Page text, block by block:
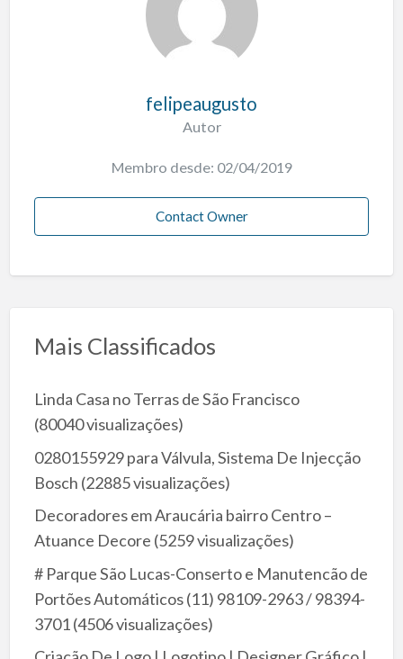
felipeaugusto
Autor
Membro desde: 02/04/2019
Contact Owner
Mais Classificados
Linda Casa no Terras de São Francisco
(80040 visualizações)
0280155929 para Válvula, Sistema De Injecção
Bosch (22885 visualizações)
Decoradores em Araucária bairro Centro –
Atuance Decore (5259 visualizações)
# Parque São Lucas-Conserto e Manutencão de
Portões Automáticos (11) 98109-2963 / 98394-
3701(4506 visualizações)